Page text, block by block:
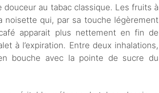
au tabac classique. Les fruits à
qui, par sa touche légèrement
apparait plus nettement en fin de
à l’expiration. Entre deux inhalations,
bouche avec la pointe de sucre du